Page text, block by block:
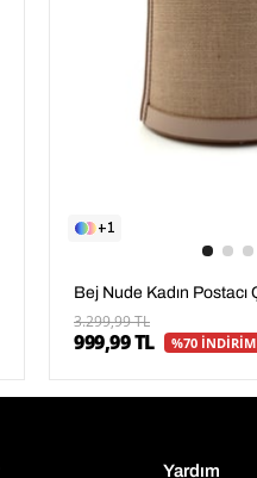
1
3.299,99 TL
999,99 TL %70 İNDİRİM
Yardım